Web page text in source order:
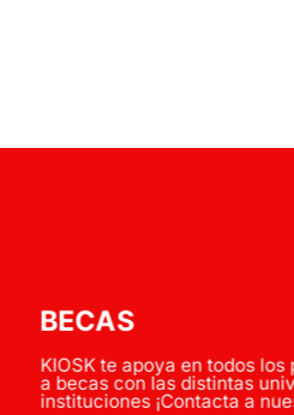
BECAS
KIOSK te apoya en todos
a becas con las distintas
instituciones ¡Contacta a